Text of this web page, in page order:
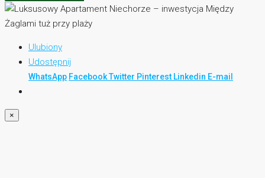
Ulubiony
Udostępnij
WhatsApp FacebookTwitter Pinterest Linkedin E-mail
×